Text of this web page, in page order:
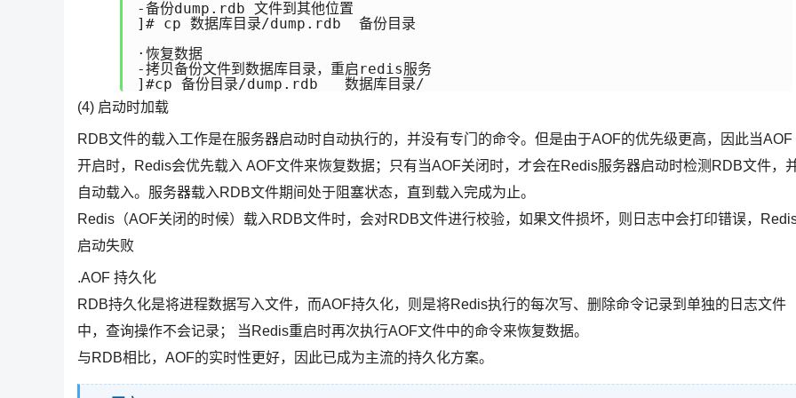
-备份dump.rdb 文件到其他位置
]# cp 数据库目录/dump.rdb  备份目录
·恢复数据
-拷贝备份文件到数据库目录，重启redis服务
]#cp 备份目录/dump.rdb   数据库目录/
(4) 启动时加载
RDB文件的载入工作是在服务器启动时自动执行的，并没有专门的命令。但是由于AOF的优先级更高，因此当AOF
开启时，Redis会优先载入 AOF文件来恢复数据；只有当AOF关闭时，才会在Redis服务器启动时检测RDB文件，
自动载入。服务器载入RDB文件期间处于阻塞状态，直到载入完成为止。
Redis（AOF关闭的时候）载入RDB文件时，会对RDB文件进行校验，如果文件损坏，则日志中会打印错误，
启动失败
.AOF 持久化
RDB持久化是将进程数据写入文件，而AOF持久化，则是将Redis执行的每次写、删除命令记录到单独的日志文件
中，查询操作不会记录； 当Redis重启时再次执行AOF文件中的命令来恢复数据。
与RDB相比，AOF的实时性更好，因此已成为主流的持久化方案。